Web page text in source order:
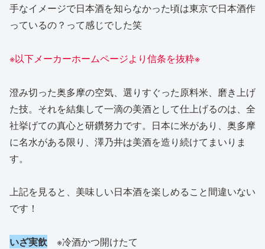
手なイメージで日本酒を知らなかった頃は東京で日本酒作
っているの？って感じでした笑
※以下メーカーホームページより信条を抜粋※
澄み切った奥多摩の空気、選りすぐった原料米、磨き上げ
た技。それを結集して一滴の美酒として仕上げるのは、全
社挙げての真心と研鑽努力です。日本に米があり、奥多摩
に名水がある限り、澤乃井は美酒を造り続けてまいりま
す。
上記を見ると、美味しい日本酒を楽しめること間違いない
です！
いざ実飲 ※冷酒かつ開けたて